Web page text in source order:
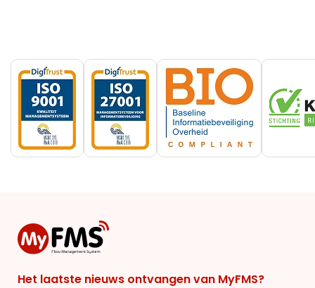
Het laatste nieuws ontvangen van MyFMS?